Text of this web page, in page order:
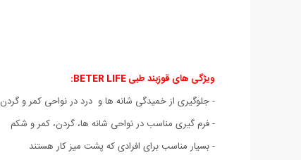
ویژگی های قوزبند طبی BETER LIFE:
- جلوگیری از خمیدگی شانه ها و درد در نواحی کمر و گردن
- فرم گیری مناسب در نواحی شانه ها، گردن، کمر و شکم
- بسیار مناسب برای افرادی که پشت میز کار هستند